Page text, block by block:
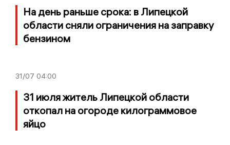
На день раньше срока: в Липецкой
области сняли ограничения на заправку
бензином
31/07 04:00
31 июля житель Липецкой области
откопал на огороде килограммовое
яйцо